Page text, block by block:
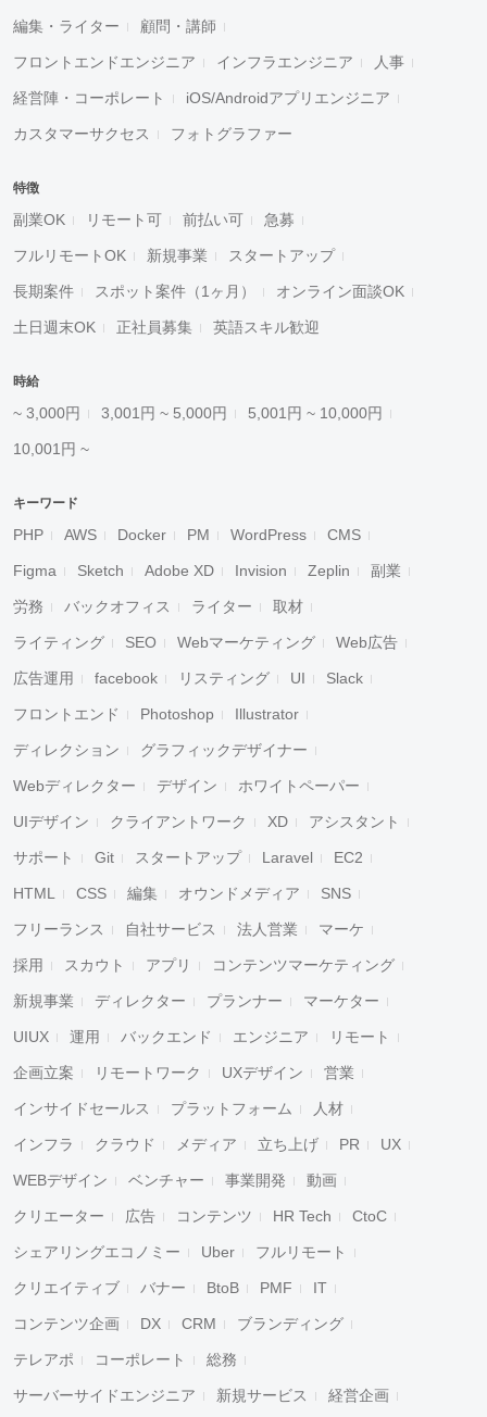
編集・ライター 顧問・講師
フロントエンドエンジニア インフラエンジニア 人事
経営陣・コーポレート iOS/Androidアプリエンジニア
カスタマーサクセス フォトグラファー
特徴
副業OK リモート可 前払い可 急募
フルリモートOK 新規事業 スタートアップ
長期案件 スポット案件（1ヶ月） オンライン面談OK
土日週末OK 正社員募集 英語スキル歓迎
時給
~ 3,000円 3,001円 ~ 5,000円 5,001円 ~ 10,000円
10,001円 ~
キーワード
PHP AWS Docker PM WordPress CMS
Figma Sketch Adobe XD Invision Zeplin 副業
労務 バックオフィス ライター 取材
ライティング SEO Webマーケティング Web広告
広告運用 facebook リスティング UI Slack
フロントエンド Photoshop Illustrator
ディレクション グラフィックデザイナー
Webディレクター デザイン ホワイトペーパー
UIデザイン クライアントワーク XD アシスタント
サポート Git スタートアップ Laravel EC2
HTML CSS 編集 オウンドメディア SNS
フリーランス 自社サービス 法人営業 マーケ
採用 スカウト アプリ コンテンツマーケティング
新規事業 ディレクター プランナー マーケター
UIUX 運用 バックエンド エンジニア リモート
企画立案 リモートワーク UXデザイン 営業
インサイドセールス プラットフォーム 人材
インフラ クラウド メディア 立ち上げ PR UX
WEBデザイン ベンチャー 事業開発 動画
クリエーター 広告 コンテンツ HR Tech CtoC
シェアリングエコノミー Uber フルリモート
クリエイティブ バナー BtoB PMF IT
コンテンツ企画 DX CRM ブランディング
テレアポ コーポレート 総務
サーバーサイドエンジニア 新規サービス 経営企画